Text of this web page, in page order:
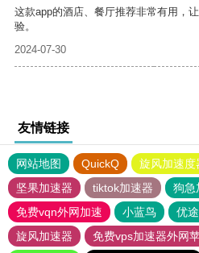
这款app的酒店、餐厅推荐非常有用，
验。
2024-07-30
友情链接
网站地图 QuickQ 旋风加速度
坚果加速器
tiktok加速器
狗急
免费vqn外网加速
小蓝鸟 优
旋风加速器
免费vps加速器外网